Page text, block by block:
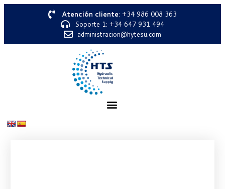
Atención cliente: +34 986 008 363
Soporte 1: +34 647 931 494
administracion@hytesu.com